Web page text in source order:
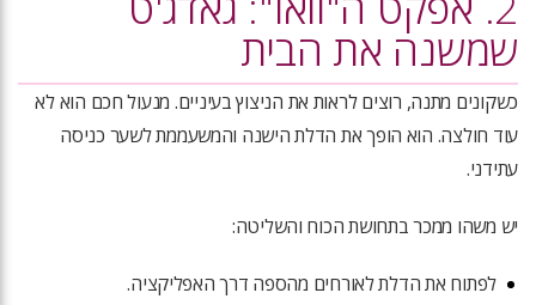
שמשנה את הבית
כשקונים מתנה, רוצים לראות את הניצוץ בעיניים. מנעול חכם הוא לא
עוד חולצה. הוא הופך את הדלת הישנה והמשעממת לשער כניסה
עתידני.
יש משהו ממכר בתחושת הכוח והשליטה:
לפתוח את הדלת לאורחים מהספה דרך האפליקציה.